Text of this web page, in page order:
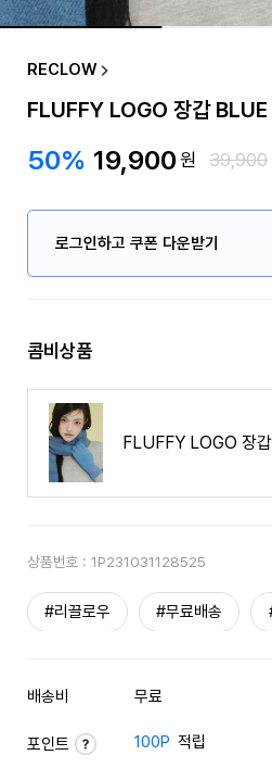
RECLOW
FLUFFY LOGO 장갑 BLUE
50% 19,900원 39,900
로그인하고 쿠폰 다운받기
콤비상품
FLUFFY LOGO 장
상품번호 : 1P231031128525
#리끌로우 #무료배송
배송비 무료
포인트 100P 적립